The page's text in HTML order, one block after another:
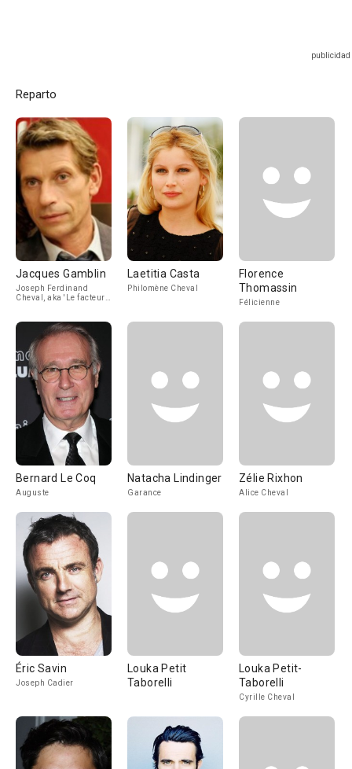
Reparto
Jacques Gamblin
Joseph Ferdinand
Cheval, aka 'Le facteur
Laetitia Casta
Philomène Cheval
Florence
Thomassin
Félicienne
Bernard Le Coq
Auguste
Natacha Lindinger
Garance
Zélie Rixhon
Alice Cheval
Éric Savin
Joseph Cadier
Louka Petit
Taborelli
Louka Petit-
Taborelli
Cyrille Cheval